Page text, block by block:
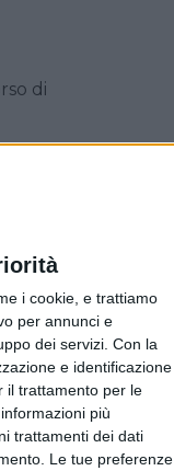
i cookie, e trattiamo
per annunci e
dei servizi. Con la
e identificazione
il trattamento per le
più
trattamenti dei dati
Le tue preferenze
di
è